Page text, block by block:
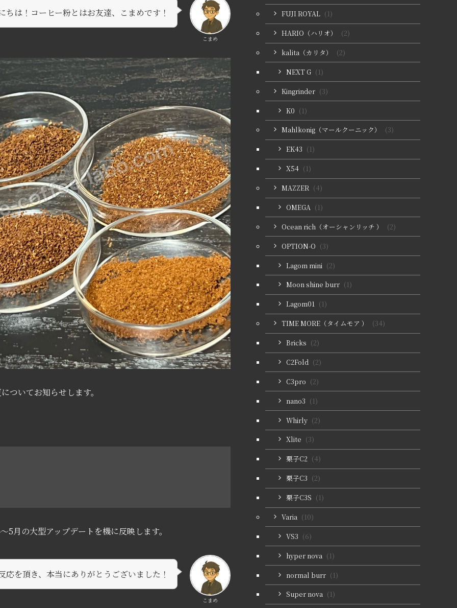
こまめ
ちは！コーヒー粉とはお友達、こまめです！
ついてお知らせします。
月の大型アップデートを機に反映します。
こまめ
応を頂き、本当にありがとうございました！
FUJI ROYAL (1)
HARIO（ハリオ）
(2)
kalita（カリタ）
(2)
NEXT G (1)
Kingrinder (3)
K0 (1)
Mahlkonig（マールクーニック）
(3)
EK43 (1)
X54 (1)
MAZZER (4)
OMEGA (1)
Ocean rich（オーシャンリッチ ）
(2)
OPTION-O (3)
Lagom mini (2)
Moon shine burr (1)
Lagom01 (1)
TIME MORE（タイムモア ）
(34)
Bricks (2)
C2Fold (2)
C3pro (2)
nano3 (1)
Whirly (2)
Xlite (3)
栗子C2 (4)
栗子C3 (2)
栗子C3S (1)
Varia (10)
VS3 (6)
hyper nova (1)
normal burr (1)
Super nova (1)